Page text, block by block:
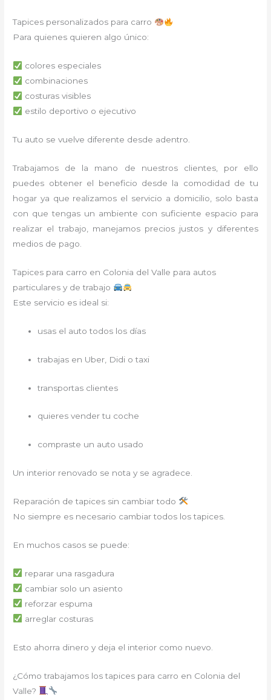
Tapices personalizados para carro
Para quienes quieren algo único:
colores especiales
combinaciones
costuras visibles
estilo deportivo o ejecutivo
Tu auto se vuelve diferente desde adentro.
Trabajamos de la mano de nuestros clientes, por ello
puedes obtener el beneficio desde la comodidad de tu
hogar ya que realizamos el servicio a domicilio, solo basta
con que tengas un ambiente con suficiente espacio para
realizar el trabajo, manejamos precios justos y diferentes
medios de pago.
Tapices para carro en Colonia del Valle para autos
particulares y de trabajo
Este servicio es ideal si:
usas el auto todos los días
trabajas en Uber, Didi o taxi
transportas clientes
quieres vender tu coche
compraste un auto usado
Un interior renovado se nota y se agradece.
Reparación de tapices sin cambiar todo
No siempre es necesario cambiar todos los tapices.
En muchos casos se puede:
reparar una rasgadura
cambiar solo un asiento
reforzar espuma
arreglar costuras
Esto ahorra dinero y deja el interior como nuevo.
¿Cómo trabajamos los tapices para carro en Colonia del
Valle?